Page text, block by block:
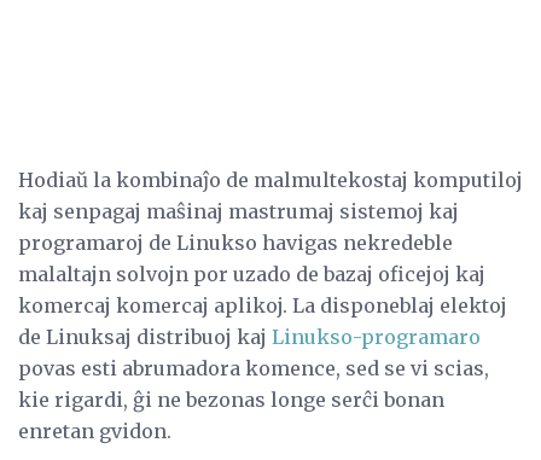
Hodiaŭ la kombinaĵo de malmultekostaj komputiloj
kaj senpagaj maŝinaj mastrumaj sistemoj kaj
programaroj de Linukso havigas nekredeble
malaltajn solvojn por uzado de bazaj oficejoj kaj
komercaj komercaj aplikoj. La disponeblaj elektoj
de Linuksaj distribuoj kaj Linukso-programaro
povas esti abrumadora komence, sed se vi scias,
kie rigardi, ĝi ne bezonas longe serĉi bonan
enretan gvidon.